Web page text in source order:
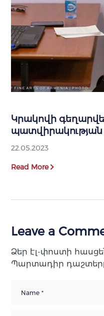
Կրակովի
22.05.2023
Read More
Leave a
Ձեր էլ-փոստի
Պարտադիր